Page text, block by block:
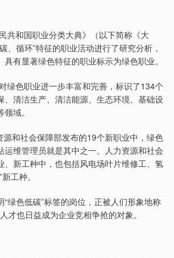
和国职业分类大典》（以下简称《大
、循环”特征的职业活动进行了研究分析，
有显著绿色特征的职业标示为绿色职业。
色职业进一步丰富和完善，标识了134个
、清洁生产、清洁能源、生态环境、基础设
域。
和社会保障部发布的19个新职业中，绿色
运维管理员就是其中之一。人力资源和社会
、新工种中，也包括风电场叶片维修工、氢
工种。
色低碳”标签的岗位，正被人们形象地称
才也日益成为企业竞相争抢的对象。